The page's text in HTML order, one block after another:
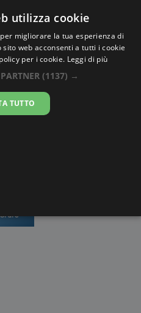
.co
Sada
utilizza cookie
migliorare la tua esperienza di
web acconsenti a tutti i cookie
per i cookie. Leggi di più
(1137) →
TUTTO